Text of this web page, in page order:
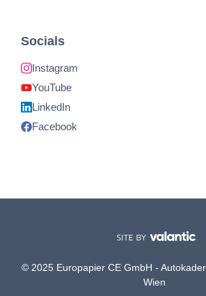
Socials
Instagram
YouTube
LinkedIn
Facebook
© 2025 Europapier CE GmbH -
Wien